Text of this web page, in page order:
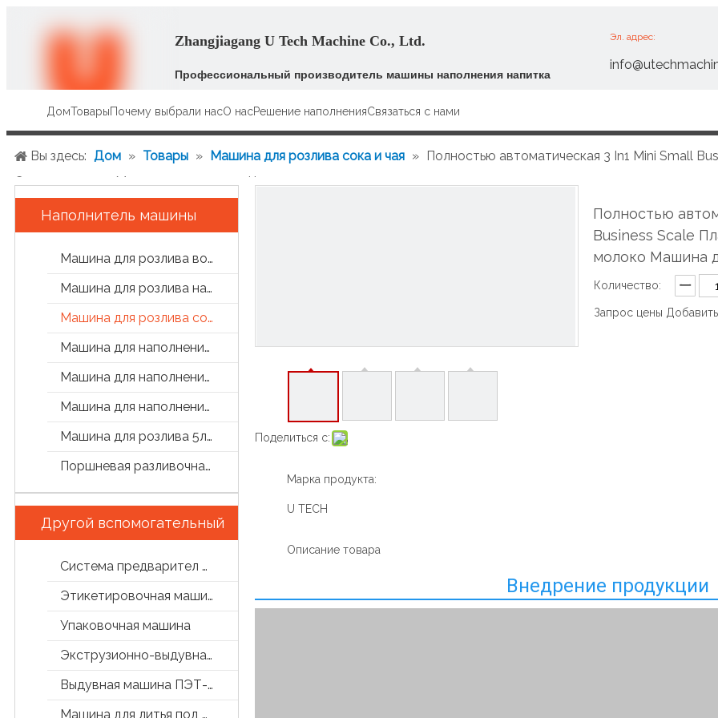
Zhangjiagang U Tech Machine Co., Ltd.
Профессиональный производитель машины наполнения напитка
Эл. адрес:
ДомТоварыПочему выбрали насО насРешение наполненияСвязаться с нами
Вы здесь: Дом » Товары » Машина для розлива сока и чая » Полностью автоматическая 3 In1 Mini Small
Свежее молоко Машина для розлива Цена линии
Наполнитель машины
Машина для розлива воды
Машина для розлива напитков
Машина для розлива сока и чая
Машина для наполнения банок
Машина для наполнения бутылок
Машина для наполнения маслом
Машина для розлива 5л/5 галлон
Поршневая разливочная машина
Другой вспомогательный
Система предварител обработки
Этикетировочная машина
Упаковочная машина
Экструзионно-выдувная машина
Выдувная машина ПЭТ-бутылок
Машина для литья под давлением
Поделиться с:
Полностью
Business Scale
молоко Машина
Количество:
Запрос цены
Марка продукта:
U TECH
Описание товара
Внедрение продукции